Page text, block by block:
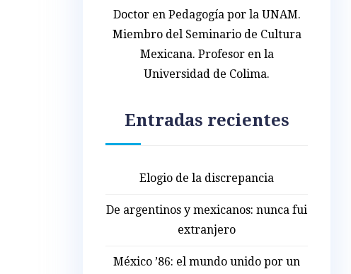
Doctor en Pedagogía por la UNAM.
Miembro del Seminario de Cultura
Mexicana. Profesor en la
Universidad de Colima.
Entradas recientes
Elogio de la discrepancia
De argentinos y mexicanos: nunca fui
extranjero
México ’86: el mundo unido por un